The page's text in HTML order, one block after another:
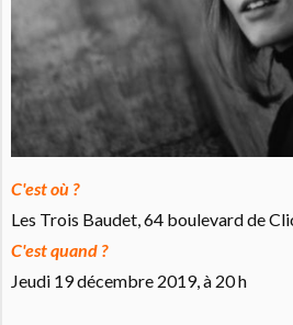
C'est où ?
Les Trois Baudet, 64 boulevard de
C'est quand ?
Jeudi 19 décembre 2019, à 20 h